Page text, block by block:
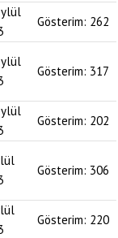
Gösterim: 262
Gösterim: 317
Gösterim: 202
Gösterim: 306
Gösterim: 220